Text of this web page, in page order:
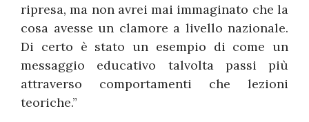
ripresa, ma non avrei mai immaginato che la
cosa avesse un clamore a livello nazionale.
Di certo è stato un esempio di come un
messaggio educativo talvolta passi più
attraverso comportamenti che lezioni
teoriche.”